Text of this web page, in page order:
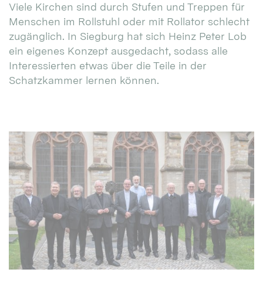
Viele Kirchen sind durch Stufen und Treppen für
Menschen im Rollstuhl oder mit Rollator schlecht
zugänglich. In Siegburg hat sich Heinz Peter Lob
ein eigenes Konzept ausgedacht, sodass alle
Interessierten etwas über die Teile in der
Schatzkammer lernen können.